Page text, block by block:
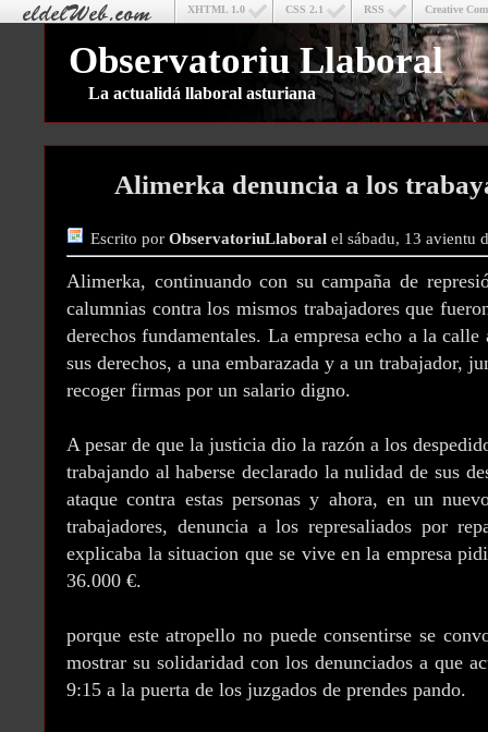
Creative
RSS
CSS 2.1
XHTML 1.0
Observatoriu Llaboral
La actualidá llaboral asturiana
Alimerka denuncia a los
Escrito por ObservatoriuLlaboral el sábadu, 13 avientu
Alimerka, continuando con su campaña de
calumnias contra los mismos trabajadores que
derechos fundamentales. La empresa echo a la
sus derechos, a una embarazada y a un trabajador,
recoger firmas por un salario digno.
A pesar de que la justicia dio la razón a los
trabajando al haberse declarado la nulidad de sus
ataque contra estas personas y ahora, en un
trabajadores, denuncia a los represaliados por
explicaba la situacion que se vive en la empresa
36.000 €.
porque este atropello no puede consentirse se
mostrar su solidaridad con los denunciados a que
9:15 a la puerta de los juzgados de prendes pando.